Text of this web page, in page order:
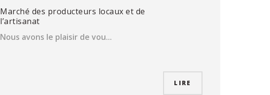
Marché des producteurs locaux et de
l’artisanat
Nous avons le plaisir de vou...
LIRE